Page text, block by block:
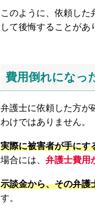
このように、依頼し
して後悔することがあ
費用倒れになっ
弁護士に依頼した方が
わけではありません。
実際に被害者が手にす
場合には、 弁護士費用
示談金から、その弁護
す。